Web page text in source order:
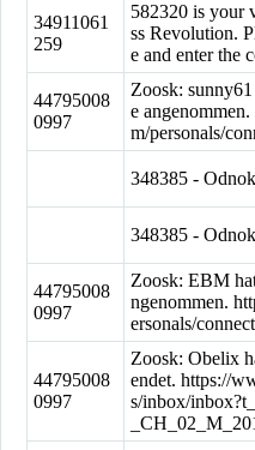
34911061
259
582320 is your
ss Revolution.
e and enter the
44795008
0997
Zoosk:
e
m/personals/
348385 -
348385 -
44795008
0997
Zoosk: EBM
ngenommen.
ersonals/
44795008
0997
Zoosk: Obelix
endet. https://
s/inbox/